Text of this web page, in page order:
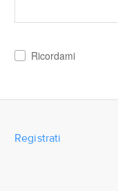
Ricordami
Registrati